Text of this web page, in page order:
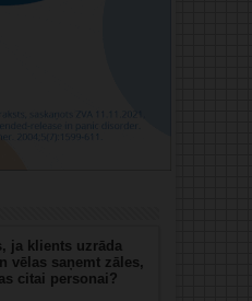
ja klients uzrāda
vēlas saņemt zāles,
citai personai?